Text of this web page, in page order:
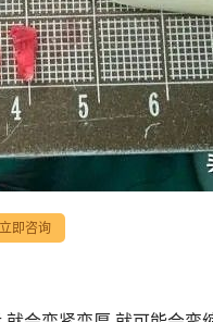
即咨询